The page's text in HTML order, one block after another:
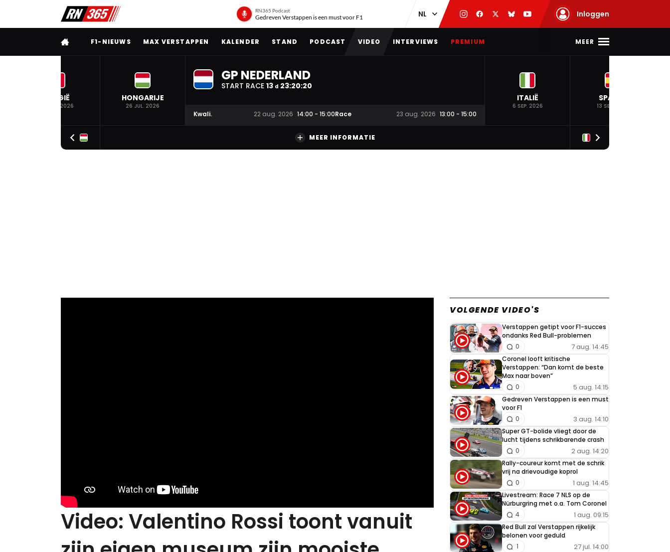
RN365 Podcast
Gedreven Verstappen is een must voor F1 Inloggen
VOLLEDIG MENU
F1-NIEUWS MAX VERSTAPPEN KALENDER STAND PODCAST VIDEO INTERVIEWS PREMIUM MEER
BELGIË
19 JUL. 2026
HONGARIJE
26 JUL. 2026
GP NEDERLAND
START RACE 13 d 23:20:20
Kwali. 22 aug. 2026 14:00 - 15:00Race 23 aug. 2026 13:00 - 15:00
ITALIË
6 SEP. 2026
SPANJE
13 SEP. 2026
MEER INFORMATIE
Video: Valentino Rossi toont vanuit
VOLGENDE VIDEO'S
Verstappen getipt voor F1-succes
ondanks Red Bull-problemen
7 aug. 14:45
0
Coronel looft kritische
Verstappen: “Dan komt de beste
Max naar boven”
5 aug. 14:15
0
Gedreven Verstappen is een must
voor F1
3 aug. 14:10
0
Super GT-bolide vliegt door de
lucht tijdens schrikbarende crash
2 aug. 14:20
0
Rally-coureur komt met de schrik
vrij na drievoudige koprol
1 aug. 14:45
0
Livestream: Race 7 NLS op de
Nürburgring met o.a. Tom Coronel
1 aug. 09:15
4
Red Bull zal Verstappen rijkelijk
belonen voor geduld
27 jul. 14:00
1